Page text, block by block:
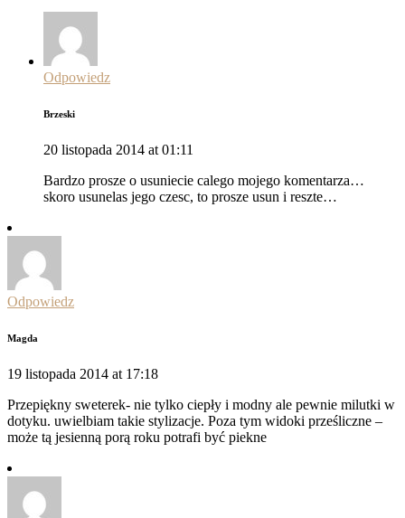
Odpowiedz
Brzeski
20 listopada 2014 at 01:11
Bardzo prosze o usuniecie calego mojego komentarza…
skoro usunelas jego czesc, to prosze usun i reszte…
Odpowiedz
Magda
19 listopada 2014 at 17:18
Przepiękny sweterek- nie tylko ciepły i modny ale pewnie milutki w
dotyku. uwielbiam takie stylizacje. Poza tym widoki prześliczne –
może tą jesienną porą roku potrafi być piekne